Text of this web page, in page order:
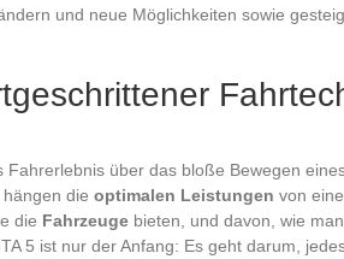
und neue Möglichkeiten sowie
Fahrerlebnis über das bloße Bewegen
die optimalen Leistungen von
die Fahrzeuge bieten, und davon, wie
5 ist nur der Anfang: Es geht darum,